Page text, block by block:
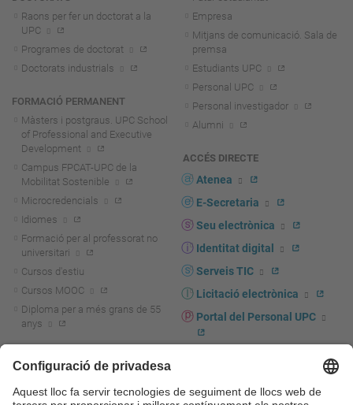
Raons per fer un doctorat a la
UPC
Programes de doctorat
Doctorats industrials
FORMACIÓ PERMANENT
Màsters i postgraus. UPC School
of Professional and Executive
Development
Campus FPCAT-UPC de la
Mobilitat Sostenible
Microcredencials
Idiomes
Formació per al professorat no
universitari
Cursos d'estiu
Cursos MOOC
Diploma per a més grans de 55
anys
Actualitat R+D+I
La recerca a la UPC
Empresa
Mitjans de comunicació. Sala de
premsa
Estudiants UPC
Personal UPC
Personal investigador
Alumni
ACCÉS DIRECTE
Atenea
E-Secretaria
Seu electrònica
Identitat digital
Serveis TIC
Licitació electrònica
Portal del Personal UPC
UPCshop, marxandatge